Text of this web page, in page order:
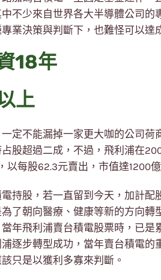
不少來自世界各大半導體公司
業決策與判斷下，也難怪可以達
18年
上
定不能漏掉一家更大咖的公司荷
股超過二成，不過，飛利浦在
以每股62.3元賣出，市值達1200億
持股，若一直留到今天，加計配
了朝向醫療、健康等新的方向轉
年飛利浦賣台積電股票時，已是
逐步轉型成功，當年賣台積電的
只是以獲利多寡來判斷。